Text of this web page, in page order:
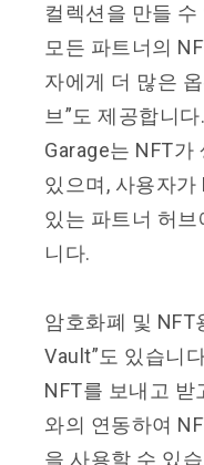
컬렉션을 만들
모든 파트너의
자에게 더 많은
브”도 제공합니다
Garage는 NFT가
있으며, 사용자가
있는 파트너 허
니다.
암호화폐 및 NFT
Vault”도 있습니
NFT를 보내고
와의 연동하여
을 사용할 수 있